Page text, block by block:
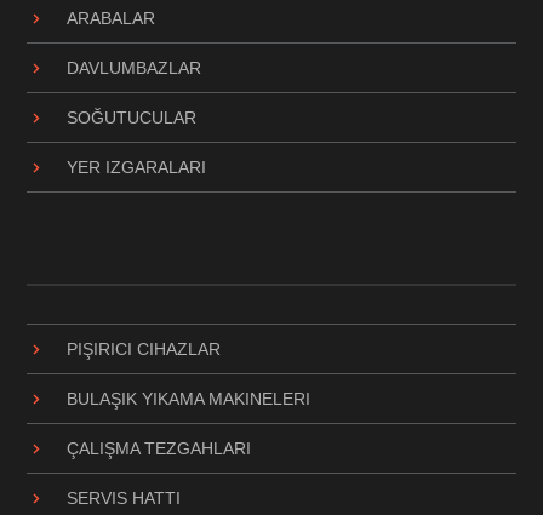
ARABALAR
DAVLUMBAZLAR
SOĞUTUCULAR
YER IZGARALARI
PIŞIRICI CIHAZLAR
BULAŞIK YIKAMA MAKINELERI
ÇALIŞMA TEZGAHLARI
SERVIS HATTI